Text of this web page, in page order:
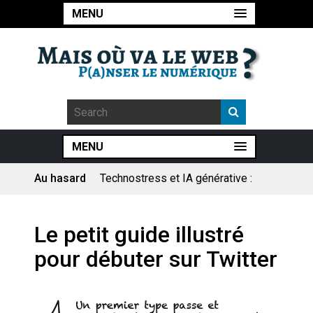
MENU
MENU
Au hasard
Technostress et IA générative :
Pourquoi les études qui
prévoient la fin de l’emploi « à
cause » de l’IA se plantent-
elles toujours ?
Le petit guide illustré
pour débuter sur Twitter